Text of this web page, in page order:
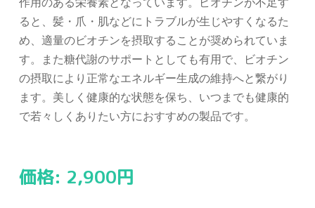
ると、髪・爪・肌などにトラブルが生じやすくなるた
め、適量のビオチンを摂取することが奨められていま
す。また糖代謝のサポートとしても有用で、ビオチン
の摂取により正常なエネルギー生成の維持へと繋がり
ます。美しく健康的な状態を保ち、いつまでも健康的
で若々しくありたい方におすすめの製品です。
価格: 2,900円